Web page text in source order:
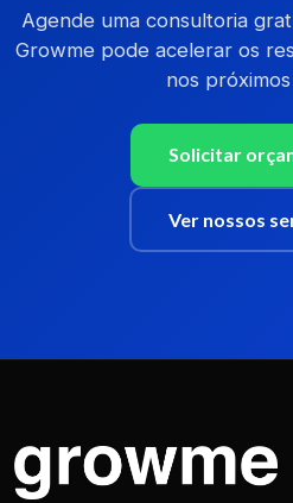
Agende uma consultoria
Growme pode acelerar os
nos
Solicitar
Ver nossos